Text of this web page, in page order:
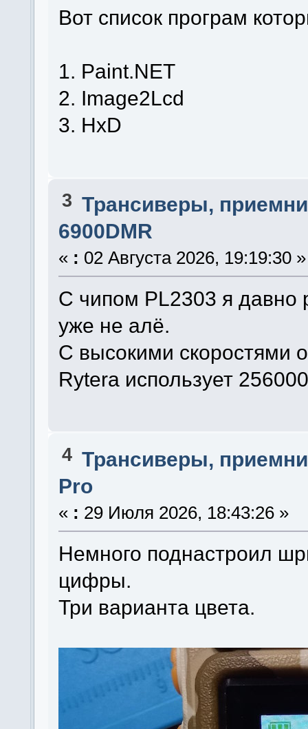
Вот список програм
1. Paint.NET
2. Image2Lcd
3. HxD
3 Трансиверы,
6900DMR
« : 02 Августа 2026, 19:19:30 »
С чипом PL2303 я давно
уже не алё.
С высокими скоростями
Rytera использует
4 Трансиверы,
Pro
« : 29 Июля 2026, 18:43:26 »
Немного поднастроил
цифры.
Три варианта цвета.